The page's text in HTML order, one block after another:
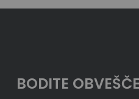
BODITE